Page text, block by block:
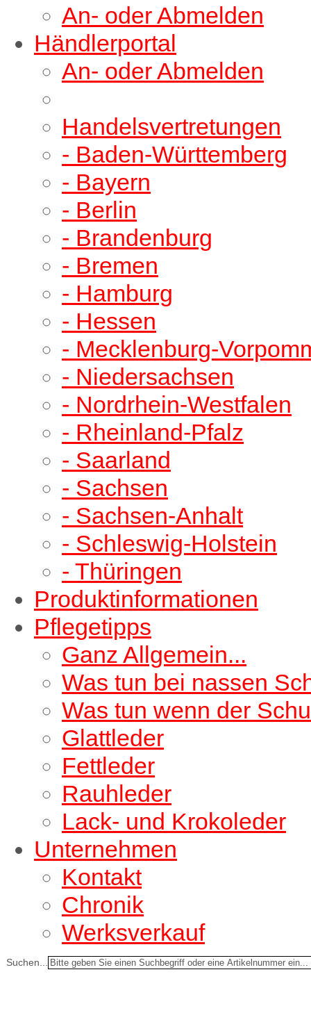
An- oder Abmelden
Händlerportal
An- oder Abmelden
Handelsvertretungen
- Baden-Württemberg
- Bayern
- Berlin
- Brandenburg
- Bremen
- Hamburg
- Hessen
- Mecklenburg-
- Niedersachsen
- Nordrhein-Westfalen
- Rheinland-Pfalz
- Saarland
- Sachsen
- Sachsen-Anhalt
- Schleswig-Holstein
- Thüringen
Produktinformationen
Pflegetipps
Ganz Allgemein...
Was tun bei nassen
Was tun wenn der
Glattleder
Fettleder
Rauhleder
Lack- und Krokoleder
Unternehmen
Kontakt
Chronik
Werksverkauf
Suchen...